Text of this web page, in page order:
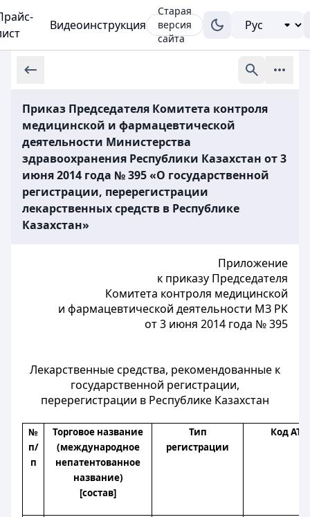
Видеоинструкция
Старая
версия
сайта
Приказ Председателя Комитета контроля
медицинской и фармацевтической
деятельности Министерства
здравоохранения Республики Казахстан от 3
июня 2014 года № 395 «О государственной
регистрации, перерегистрации
лекарственных средств в Республике
Казахстан»
Приложение
к приказу Председателя
Комитета контроля медицинской
и фармацевтической деятельности МЗ РК
от 3 июня 2014 года № 395
Лекарственные средства, рекомендованные к
государственной регистрации,
перерегистрации в Республике Казахстан
№
п/
п
Торговое название
(международное
непатентованное
название)
[состав]
Тип
регистрации
Код АТС